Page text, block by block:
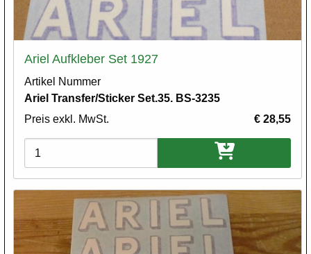
Ariel Aufkleber Set 1927
Artikel Nummer
Ariel Transfer/Sticker Set.35. BS-3235
Preis exkl. MwSt.
€ 28,55
Varianten